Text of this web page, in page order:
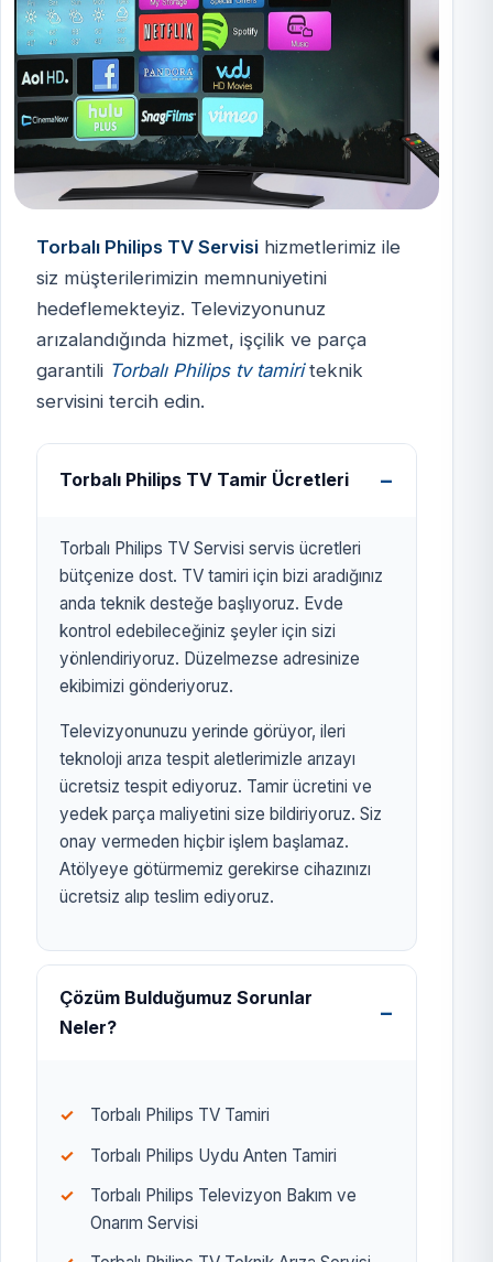
TORBALI PHİLİPS TV
SERVİSİ
izmirtelevizyon.com.tr
Torbalı Philips TV Servisi hizmetlerimiz ile
siz müşterilerimizin memnuniyetini
hedeflemekteyiz. Televizyonunuz
arızalandığında hizmet, işçilik ve parça
garantili Torbalı Philips tv tamiriteknik
servisini tercih edin.
Torbalı Philips TV Tamir Ücretleri
Torbalı Philips TV Servisi servis ücretleri
bütçenize dost. TV tamiri için bizi aradığınız
anda teknik desteğe başlıyoruz. Evde
kontrol edebileceğiniz şeyler için sizi
yönlendiriyoruz. Düzelmezse adresinize
ekibimizi gönderiyoruz.
Televizyonunuzu yerinde görüyor, ileri
teknoloji arıza tespit aletlerimizle arızayı
ücretsiz tespit ediyoruz. Tamir ücretini ve
yedek parça maliyetini size bildiriyoruz. Siz
onay vermeden hiçbir işlem başlamaz.
Atölyeye götürmemiz gerekirse cihazınızı
ücretsiz alıp teslim ediyoruz.
Çözüm Bulduğumuz Sorunlar
Neler?
Torbalı Philips TV Tamiri
Torbalı Philips Uydu Anten Tamiri
Torbalı Philips Televizyon Bakım ve
Onarım Servisi